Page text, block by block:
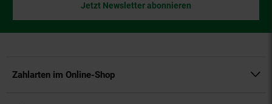
Jetzt Newsletter abonnieren
Zahlarten im Online-Shop